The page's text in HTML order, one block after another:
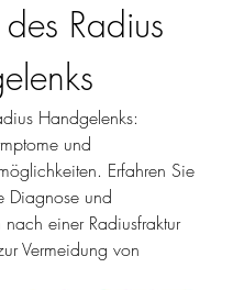
Radius
Handgelenks:
und
Erfahren Sie
Diagnose und
einer Radiusfraktur
Vermeidung von